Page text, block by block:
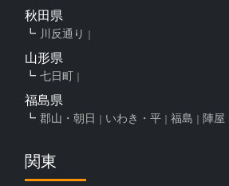
秋田県
川反通り
山形県
七日町
福島県
郡山・朝日 いわき・平 福島 陣屋
関東